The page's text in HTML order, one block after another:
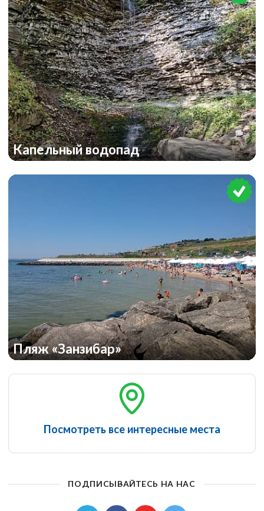
Капельный водопад
Пляж «Занзибар»
Посмотреть все интересные места
ПОДПИСЫВАЙТЕСЬ НА НАС